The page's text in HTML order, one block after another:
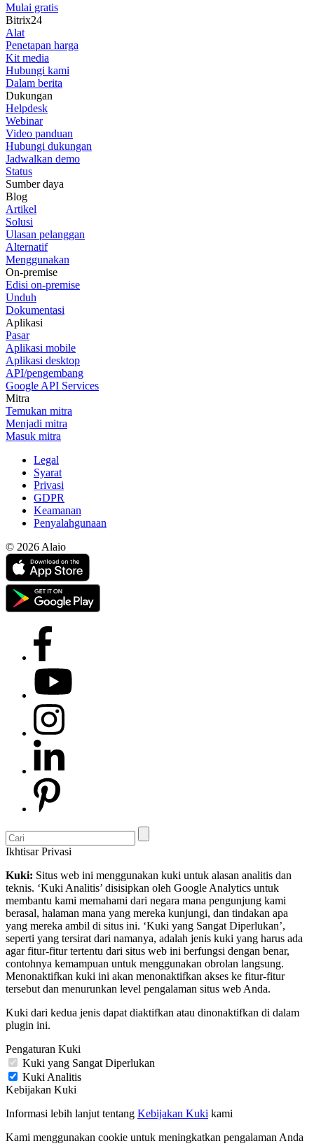
Mulai gratis
Bitrix24
Alat
Penetapan harga
Kit media
Hubungi kami
Dalam berita
Dukungan
Helpdesk
Webinar
Video panduan
Hubungi dukungan
Jadwalkan demo
Status
Sumber daya
Blog
Artikel
Solusi
Ulasan pelanggan
Alternatif
Menggunakan
On-premise
Edisi on-premise
Unduh
Dokumentasi
Aplikasi
Pasar
Aplikasi mobile
Aplikasi desktop
API/pengembang
Google API Services
Mitra
Temukan mitra
Menjadi mitra
Masuk mitra
Legal
Syarat
Privasi
GDPR
Keamanan
Penyalahgunaan
© 2026 Alaio
Ikhtisar Privasi
Kuki: Situs web ini menggunakan kuki untuk alasan analitis dan
teknis. ‘Kuki Analitis’ disisipkan oleh Google Analytics untuk
membantu kami memahami dari negara mana pengunjung kami
berasal, halaman mana yang mereka kunjungi, dan tindakan apa
yang mereka ambil di situs ini. ‘Kuki yang Sangat Diperlukan’,
seperti yang tersirat dari namanya, adalah jenis kuki yang harus ada
agar fitur-fitur tertentu dari situs web ini berfungsi dengan benar,
contohnya kemampuan untuk menggunakan obrolan langsung.
Menonaktifkan kuki ini akan menonaktifkan akses ke fitur-fitur
tersebut dan menurunkan level pengalaman situs web Anda.
Kuki dari kedua jenis dapat diaktifkan atau dinonaktifkan di dalam
plugin ini.
Pengaturan Kuki
Kuki yang Sangat Diperlukan
Kuki Analitis
Kebijakan Kuki
Informasi lebih lanjut tentang Kebijakan Kuki kami
Kami menggunakan cookie untuk meningkatkan pengalaman Anda